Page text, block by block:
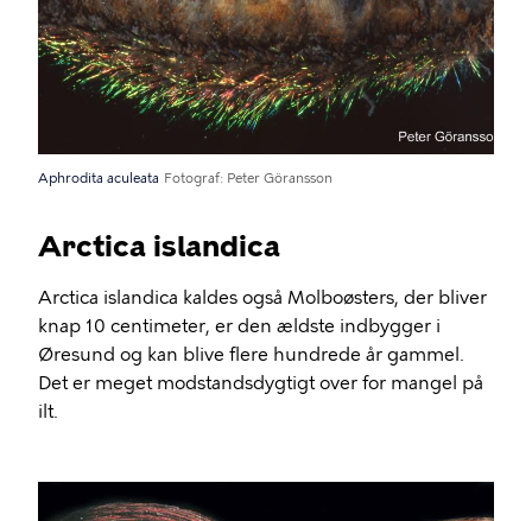
Aphrodita aculeata Fotograf Peter Göransson
Arctica islandica
Arctica islandica kaldes også Molboøsters, der bliver
knap 10 centimeter, er den ældste indbygger i
Øresund og kan blive flere hundrede år gammel.
Det er meget modstandsdygtigt over for mangel på
ilt.